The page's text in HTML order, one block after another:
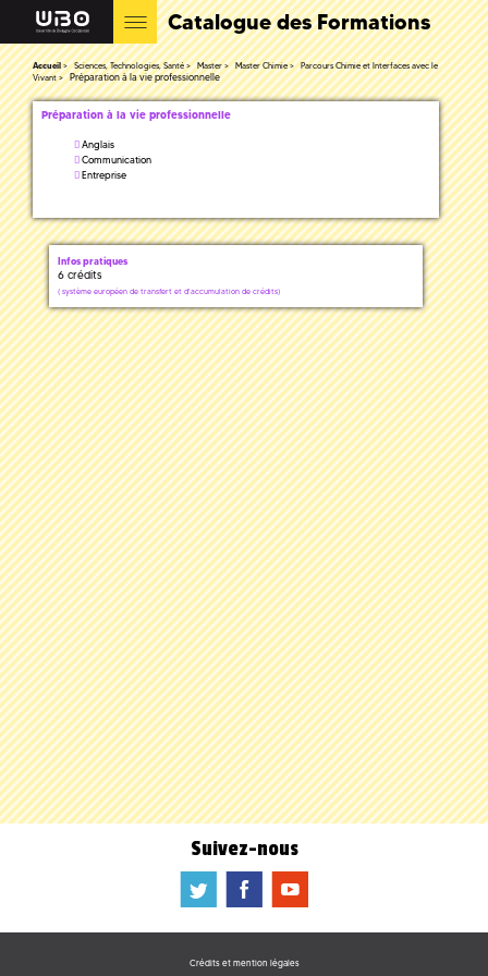
Catalogue des Formations
Accueil Sciences, Technologies, Santé Master Master Chimie
Parcours Chimie et Interfaces avec le
Vivant
Préparation à la vie professionnelle
Préparation à la vie professionnelle
Anglais
Communication
Entreprise
Infos pratiques
6 crédits
( système européen de transfert et d'accumulation de crédits)
Suivez-nous
a b f
Crédits et mention légales